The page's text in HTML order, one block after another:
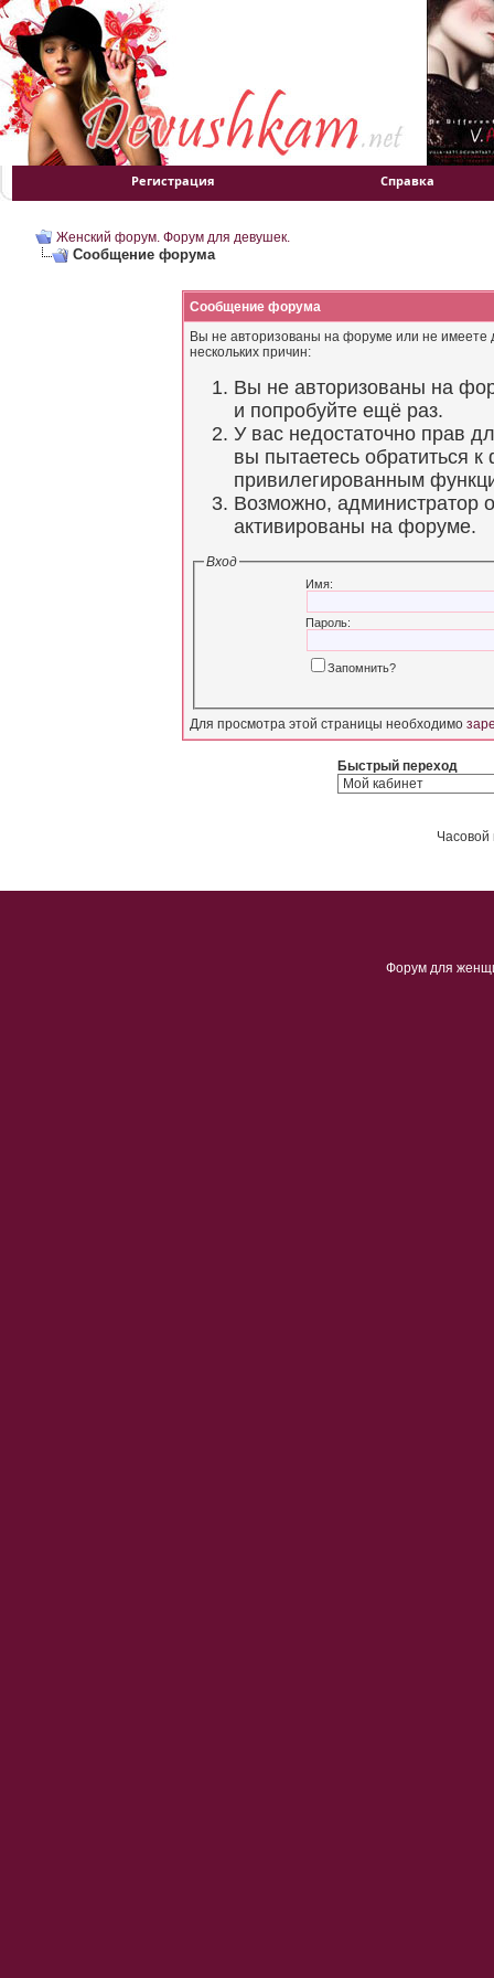
Регистрация Справка
Женский форум. Форум для девушек.
Сообщение форума
Сообщение форума
Вы не авторизованы на форуме или не имеете
нескольких причин:
Вы не авторизованы на
и попробуйте ещё раз.
У вас недостаточно прав
вы пытаетесь обратиться
привилегированным
Возможно, администратор
активированы на форуме.
Вход
Имя:
Пароль:
Запомнить?
Для просмотра этой страницы необходимо
Быстрый переход
Часовой
Форум для